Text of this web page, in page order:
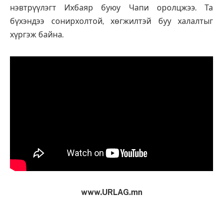
нэвтрүүлэгт Ихбаяр буюу Чапи оролцжээ. Та
бүхэндээ сонирхолтой, хөгжилтэй буу халалтыг
хүргэж байна.
www.URLAG.mn